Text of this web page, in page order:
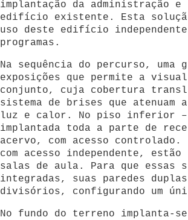
implantação da administração
edifício existente. Esta
uso deste edifício independente
programas.
Na sequência do percurso, uma
exposições que permite a
conjunto, cuja cobertura
sistema de brises que
luz e calor. No piso inferior –
implantada toda a parte de
acervo, com acesso controlado.
com acesso independente,
salas de aula. Para que essas
integradas, suas paredes
divisórios, configurando um
No fundo do terreno implanta-